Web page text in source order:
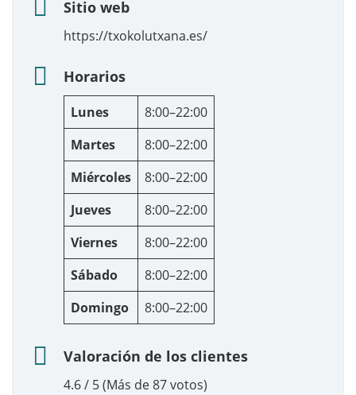
Sitio web
https://txokolutxana.es/
Horarios
Lunes
8:00–22:00
Martes
8:00–22:00
Miércoles
8:00–22:00
Jueves
8:00–22:00
Viernes
8:00–22:00
Sábado
8:00–22:00
Domingo
8:00–22:00
Valoración de los clientes
4.6 / 5 (Más de 87 votos)